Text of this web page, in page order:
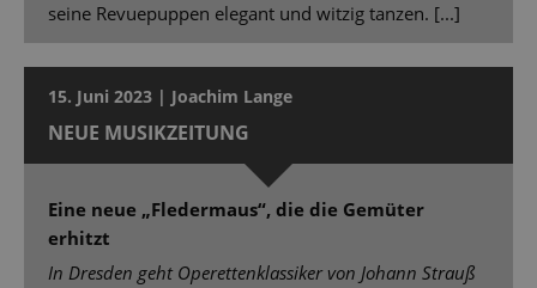
seine Revuepuppen elegant und witzig tanzen. [...]
15. Juni 2023 | Joachim Lange
NEUE MUSIKZEITUNG
Eine neue „Fledermaus“, die die Gemüter
erhitzt
In Dresden geht Operettenklassiker von Johann Strauß